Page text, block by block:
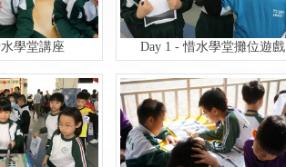
學堂講座 Day 1 - 惜水學堂攤位遊戲